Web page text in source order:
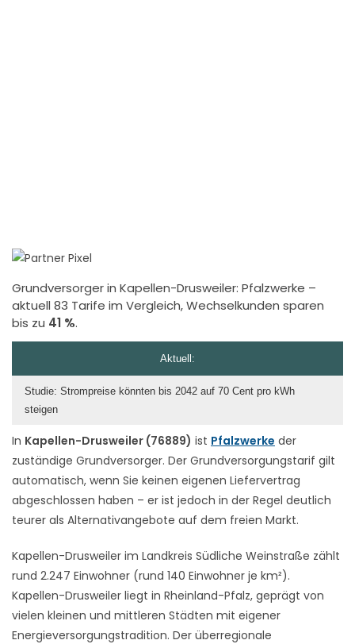
Grundversorger in Kapellen-Drusweiler: Pfalzwerke –
aktuell 83 Tarife im Vergleich, Wechselkunden sparen
bis zu 41 %.
In Kapellen-Drusweiler (76889) ist Pfalzwerke der
zuständige Grundversorger. Der Grundversorgungstarif gilt
automatisch, wenn Sie keinen eigenen Liefervertrag
abgeschlossen haben – er ist jedoch in der Regel deutlich
teurer als Alternativangebote auf dem freien Markt.
Kapellen-Drusweiler im Landkreis Südliche Weinstraße zählt
rund 2.247 Einwohner (rund 140 Einwohner je km²).
Kapellen-Drusweiler liegt in Rheinland-Pfalz, geprägt von
vielen kleinen und mittleren Städten mit eigener
Energieversorgungstradition. Der überregionale
Aktuell:
Studie: Strompreise könnten bis 2042 auf 70 Cent pro kWh
steigen